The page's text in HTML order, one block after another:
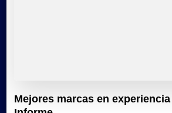
Mejores marcas en